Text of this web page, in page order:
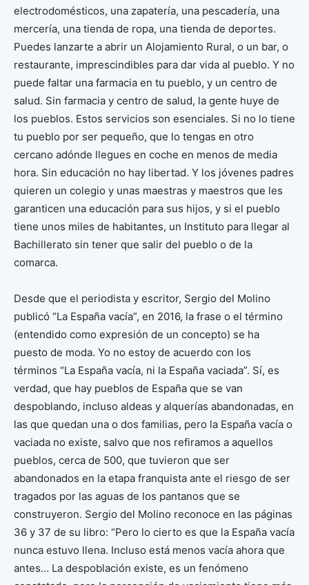
electrodomésticos, una zapatería, una pescadería, una
mercería, una tienda de ropa, una tienda de deportes.
Puedes lanzarte a abrir un Alojamiento Rural, o un bar, o
restaurante, imprescindibles para dar vida al pueblo. Y no
puede faltar una farmacia en tu pueblo, y un centro de
salud. Sin farmacia y centro de salud, la gente huye de
los pueblos. Estos servicios son esenciales. Si no lo tiene
tu pueblo por ser pequeño, que lo tengas en otro
cercano adónde llegues en coche en menos de media
hora. Sin educación no hay libertad. Y los jóvenes padres
quieren un colegio y unas maestras y maestros que les
garanticen una educación para sus hijos, y si el pueblo
tiene unos miles de habitantes, un Instituto para llegar al
Bachillerato sin tener que salir del pueblo o de la
comarca.
Desde que el periodista y escritor, Sergio del Molino
publicó “La España vacía”, en 2016, la frase o el término
(entendido como expresión de un concepto) se ha
puesto de moda. Yo no estoy de acuerdo con los
términos “La España vacía, ni la España vaciada”. Sí, es
verdad, que hay pueblos de España que se van
despoblando, incluso aldeas y alquerías abandonadas, en
las que quedan una o dos familias, pero la España vacía o
vaciada no existe, salvo que nos refiramos a aquellos
pueblos, cerca de 500, que tuvieron que ser
abandonados en la etapa franquista ante el riesgo de ser
tragados por las aguas de los pantanos que se
construyeron. Sergio del Molino reconoce en las páginas
36 y 37 de su libro: “Pero lo cierto es que la España vacía
nunca estuvo llena. Incluso está menos vacía ahora que
antes… La despoblación existe, es un fenómeno